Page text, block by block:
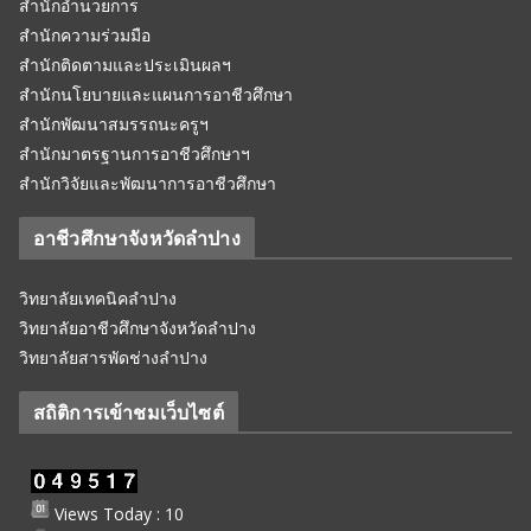
สำนักอำนวยการ
สำนักความร่วมมือ
สำนักติดตามและประเมินผลฯ
สำนักนโยบายและแผนการอาชีวศึกษา
สำนักพัฒนาสมรรถนะครูฯ
สำนักมาตรฐานการอาชีวศึกษาฯ
สำนักวิจัยและพัฒนาการอาชีวศึกษา
อาชีวศึกษาจังหวัดลำปาง
วิทยาลัยเทคนิคลำปาง
วิทยาลัยอาชีวศึกษาจังหวัดลำปาง
วิทยาลัยสารพัดช่างลำปาง
สถิติการเข้าชมเว็บไซต์
Views Today : 10